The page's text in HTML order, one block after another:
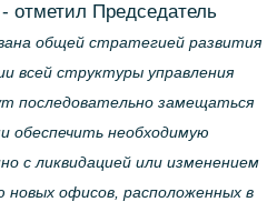
- отметил Председатель
общей стратегией развития
всей структуры управления
последовательно замещаться
необходимую
с ликвидацией или изменением
офисов, расположенных в